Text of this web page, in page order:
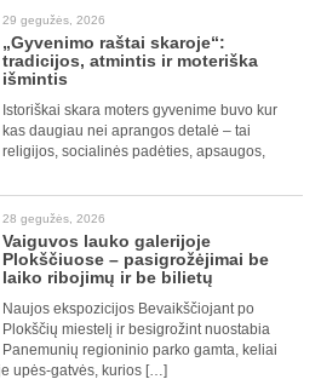
29 gegužės, 2026
„Gyvenimo raštai skaroje“:
tradicijos, atmintis ir moteriška
išmintis
Istoriškai skara moters gyvenime buvo kur
kas daugiau nei aprangos detalė – tai
religijos, socialinės padėties, apsaugos,
28 gegužės, 2026
Vaiguvos lauko galerijoje
Plokščiuose – pasigrožėjimai be
laiko ribojimų ir be bilietų
Naujos ekspozicijos Bevaikščiojant po
Plokščių miestelį ir besigrožint nuostabia
Panemunių regioninio parko gamta, keliai
upės-gatvės, kurios […]